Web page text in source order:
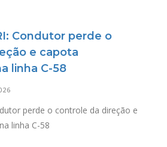
Condutor perde o
e capota
linha C-58
perde o controle da direção e
linha C-58